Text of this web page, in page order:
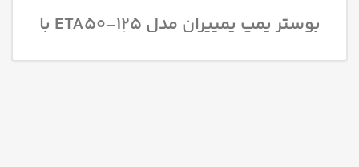
بوستر پمپ پمپیران مدل 125-ETA50 با
قدرت 7.5 اسب بخار